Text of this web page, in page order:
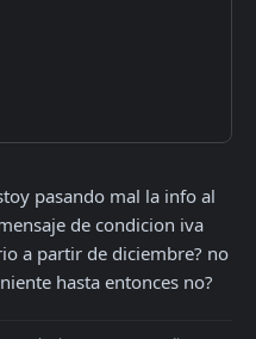
pasando mal la info al
de condicion iva
a partir de diciembre? no
hasta entonces no?